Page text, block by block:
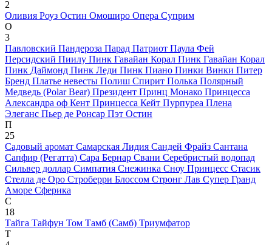
2
Оливия Роуз Остин Омоширо Опера Суприм
О
3
Павловский Пандероза Парад Патриот Паула Фей
Персидский Пиилу Пинк Гавайан Корал Пинк Гавайан Корал
Пинк Даймонд Пинк Леди Пинк Пиано Пинки Винки Питер
Бренд Платье невесты Полиш Спирит Полька Полярный
Медведь (Polar Bear) Президент Принц Монако Принцесса
Александра оф Кент Принцесса Кейт Пурпуреа Плена
Элеганс Пьер де Ронсар Пэт Остин
П
25
Садовый аромат Самарская Лидия Сандей Фрайз Сантана
Сапфир (Регатта) Сара Бернар Свани Серебристый водопад
Сильвер доллар Симпатия Снежинка Сноу Принцесс Стасик
Стелла де Оро Строберри Блоссом Стронг Лав Супер Гранд
Аморе Сферика
С
18
Тайга Тайфун Том Тамб (Самб) Триумфатор
Т